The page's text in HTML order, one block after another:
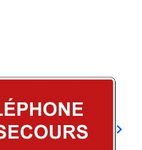
keyboard_arrow_right